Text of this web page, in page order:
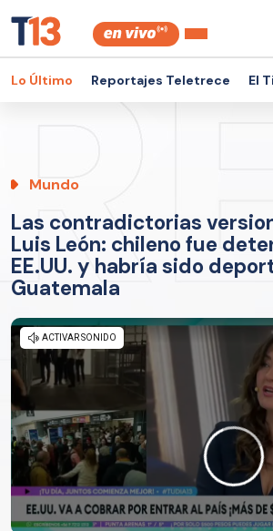
Lo Último Reportajes Teletrece El
Mundo
Las contradictorias
Luis León: chileno fue
EE.UU. y habría sido
Guatemala